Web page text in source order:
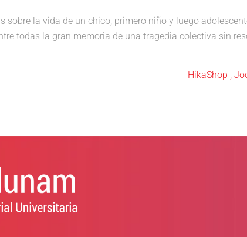
sobre la vida de un chico, primero niño y luego
todas la gran memoria de una tragedia colectiva sin
HikaShop ,